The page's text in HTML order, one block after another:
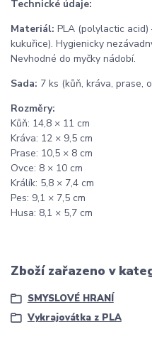
Technické údaje:
Materiál: PLA (polylactic
kukuřice). Hygienicky
Nevhodné do myčky nádobí.
Sada: 7 ks (kůň, kráva, prase,
Rozměry:
Kůň: 14,8 × 11 cm
Kráva: 12 × 9,5 cm
Prase: 10,5 × 8 cm
Ovce: 8 × 10 cm
Králík: 5,8 × 7,4 cm
Pes: 9,1 × 7,5 cm
Husa: 8,1 × 5,7 cm
Zboží zařazeno v
SMYSLOVÉ HRANÍ
Vykrajovátka z PLA